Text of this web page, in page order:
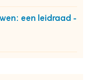
een leidraad -